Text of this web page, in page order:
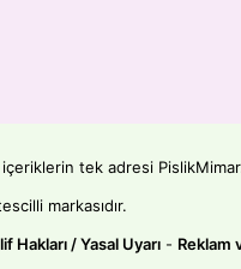
tek adresi
markasıdır.
Hakları / Yasal Uyarı - Reklam